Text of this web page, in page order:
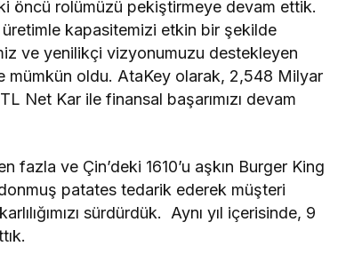
öncü rolümüzü pekiştirmeye devam ettik.
üretimle kapasitemizi etkin bir şekilde
ve yenilikçi vizyonumuzu destekleyen
mümkün oldu. AtaKey olarak, 2,548 Milyar
Net Kar ile finansal başarımızı devam
fazla ve Çin’deki 1610’u aşkın Burger King
patates tedarik ederek müşteri
sürdürdük. Aynı yıl içerisinde, 9